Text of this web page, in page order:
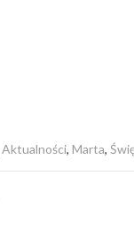
Aktualności, Marta,